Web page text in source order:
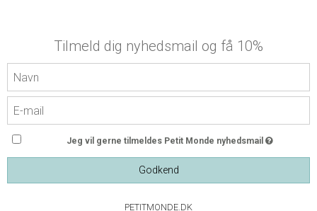
Tilmeld dig nyhedsmail og få 10%
Jeg vil gerne tilmeldes Petit Monde nyhedsmail
Godkend
PETITMONDE.DK